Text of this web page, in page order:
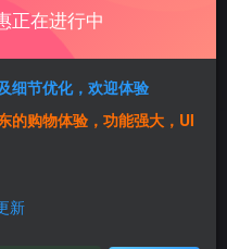
，我们也积极的配合了
交给了警方！
我们也会对所有 zibll l主
违法网站，我们会将
正在进行中
细节优化，欢迎体验
的购物体验，功能强大，UI
新